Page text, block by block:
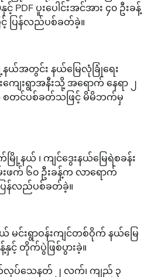
င့် PDF ပူးပေါင်းအင်အား ၄၀ ဦးခန့်
ပြန်လည်ပစ်ခတ်ခဲ့။
ယ်အတွင်း နယ်မြေလုံခြုံရေး
ေးရွာအနီးသို့ အရောက် နေရာ ၂
က စတင်ပစ်ခတ်သဖြင့် မိမိဘက်မှ
နယ် ၊ ကျင်ဒွေးနယ်မြေရဲစခန်း
းဖက် ၆၀ ဦးခန့်က လာရောက်
န်လည်ပစ်ခတ်ခဲ့။
မင်းရွာဝန်းကျင်တစ်ဝိုက် နယ်မြေ
နှင့် တိုက်ပွဲဖြစ်ပွားခဲ့။
လုပ်သေနတ် ၂ လက်၊ ကျည် ၃